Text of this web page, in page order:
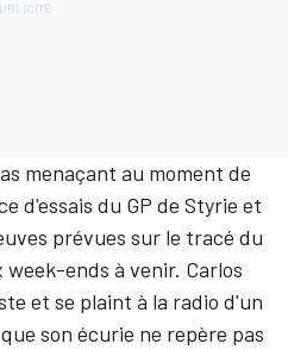
menaçant au moment de
d'essais du GP de Styrie et
prévues sur le tracé du
week-ends à venir. Carlos
et se plaint à la radio d'un
son écurie ne repère pas